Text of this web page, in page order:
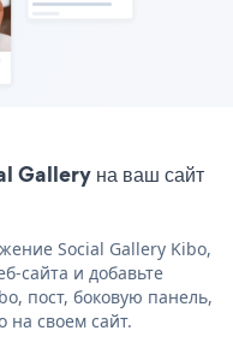
Gallery на ваш сайт
Social Gallery Kibo,
сайта и добавьте
пост, боковую панель,
на своем сайт.